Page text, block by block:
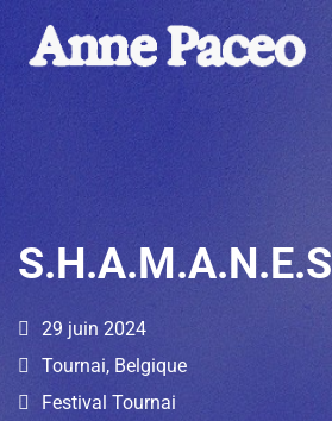
S.H.A.M.A.N.E.S
29 juin 2024
Tournai, Belgique
Festival Tournai